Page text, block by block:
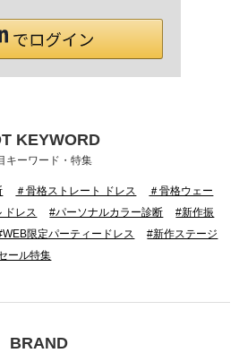
KEYWORD
キーワード・特集
＃骨格ストレート ドレス
＃骨格ウェー
ドレス #パーソナルカラー診断
#新作振
限定パーティードレス
#新作ステージ
ール特集
BRAND